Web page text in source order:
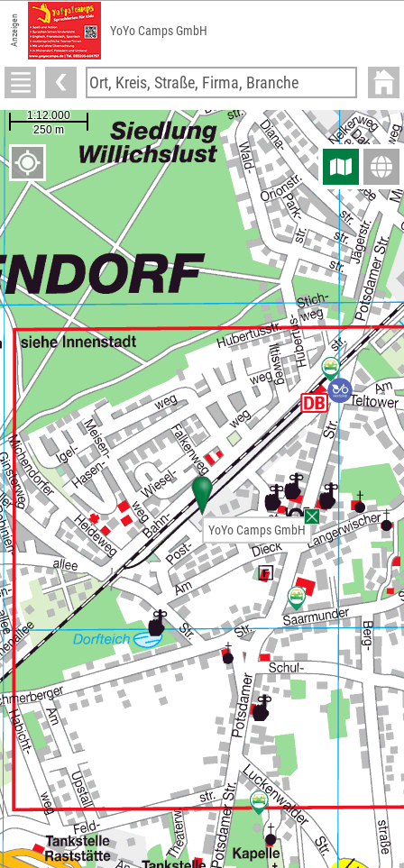
Anzeigen YoYo Camps GmbH
YoYo Camps GmbH